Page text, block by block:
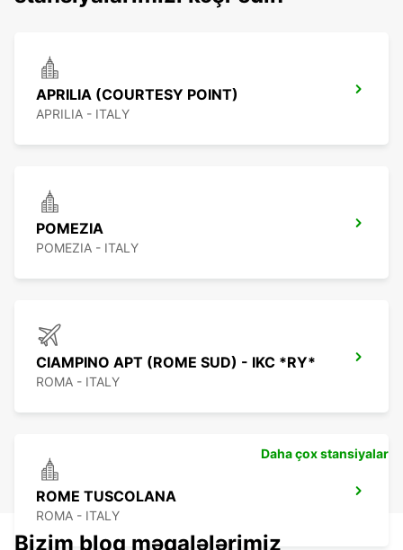
APRILIA (COURTESY POINT)
APRILIA - ITALY
POMEZIA
POMEZIA - ITALY
CIAMPINO APT (ROME SUD) - IKC *RY*
ROMA - ITALY
ROME TUSCOLANA
ROMA - ITALY
Daha çox stansiyalar
Bizim bloq məqalələrimiz